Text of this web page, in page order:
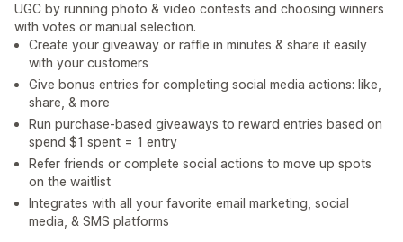
UGC by running photo & video contests and choosing winners
with votes or manual selection.
Create your giveaway or raffle in minutes & share it easily
with your customers
Give bonus entries for completing social media actions: like,
share, & more
Run purchase-based giveaways to reward entries based on
spend $1 spent = 1 entry
Refer friends or complete social actions to move up spots
on the waitlist
Integrates with all your favorite email marketing, social
media, & SMS platforms